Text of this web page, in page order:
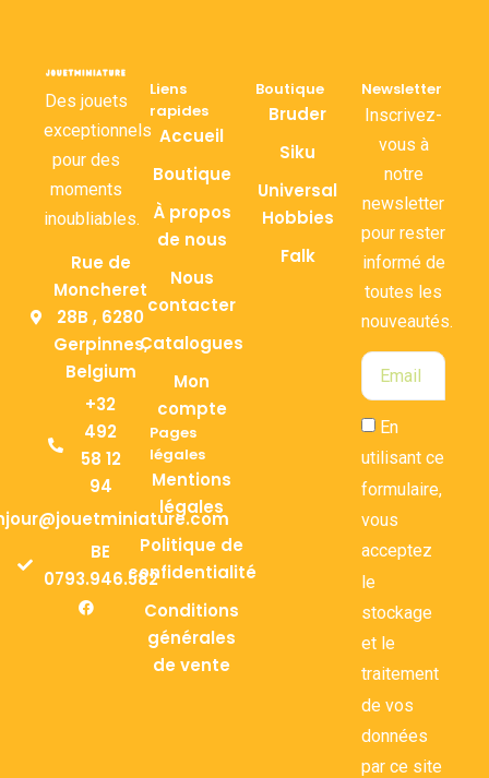
Des jouets
exceptionnels
pour des
moments
inoubliables.
Rue de
Moncheret
28B , 6280
Gerpinnes,
Belgium
+32
492
58 12
94
BE
0793.946.582
Liens
rapides
Accueil
Boutique
À propos
de nous
Nous
contacter
Catalogues
Mon
compte
Pages
légales
Mentions
légales
Politique de
confidentialité
Conditions
générales
de vente
Boutique
Bruder
Siku
Universal
Hobbies
Falk
Newsletter
Inscrivez-
vous à
notre
newsletter
pour rester
informé de
toutes les
nouveautés.
En
utilisant ce
formulaire,
vous
acceptez
le
stockage
et le
traitement
de vos
données
par ce site